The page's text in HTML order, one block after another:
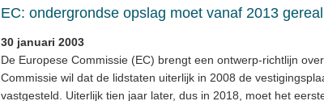
EC: ondergrondse opslag moet vanaf 2013
30 januari 2003
De Europese Commissie (EC) brengt een ontwerp-richtlijn
Commissie wil dat de lidstaten uiterlijk in 2008 de
vastgesteld. Uiterlijk tien jaar later, dus in 2018, moet het